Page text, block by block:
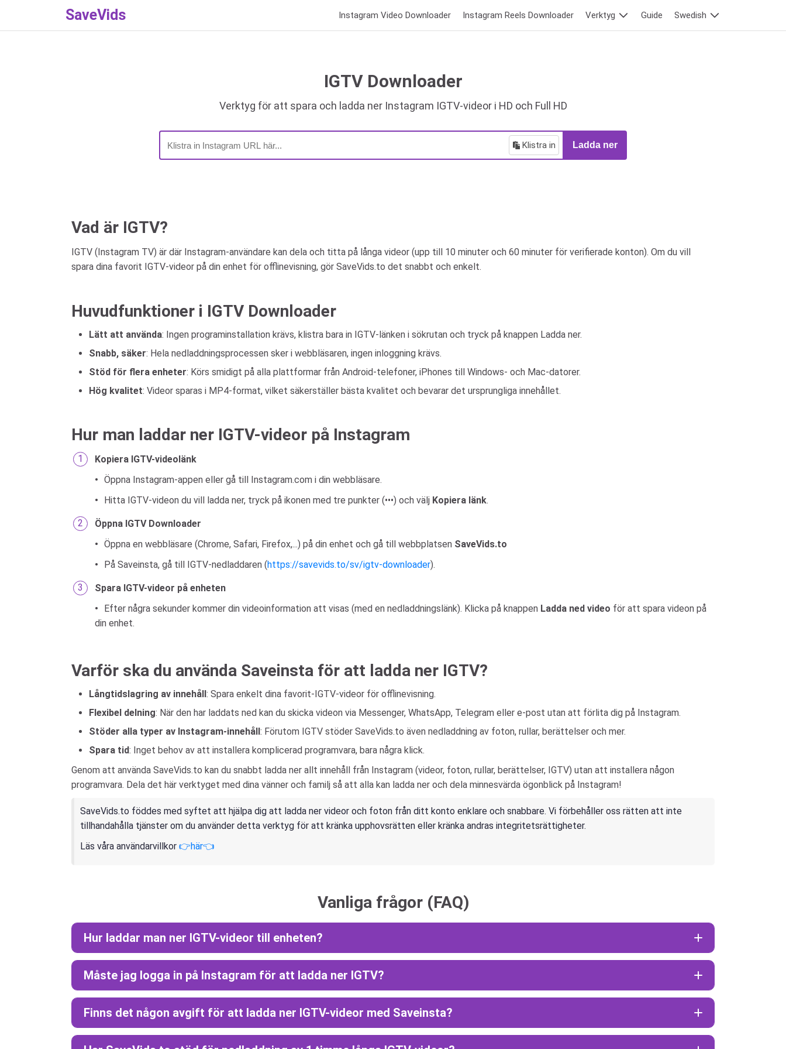
SaveVids Instagram Video Downloader Instagram Reels Downloader Verktyg Guide Swedish
IGTV Downloader
Verktyg för att spara och ladda ner Instagram IGTV-videor i HD och Full HD
Klistra in Ladda ner
Vad är IGTV?
IGTV (Instagram TV) är där Instagram-användare kan dela och titta på långa videor (upp till 10 minuter och 60 minuter för verifierade konton). Om du vill
spara dina favorit IGTV-videor på din enhet för offlinevisning, gör SaveVids.to det snabbt och enkelt.
Huvudfunktioner i IGTV Downloader
Lätt att använda: Ingen programinstallation krävs, klistra bara in IGTV-länken i sökrutan och tryck på knappen Ladda ner.
Snabb, säker: Hela nedladdningsprocessen sker i webbläsaren, ingen inloggning krävs.
Stöd för flera enheter: Körs smidigt på alla plattformar från Android-telefoner, iPhones till Windows- och Mac-datorer.
Hög kvalitet: Videor sparas i MP4-format, vilket säkerställer bästa kvalitet och bevarar det ursprungliga innehållet.
Hur man laddar ner IGTV-videor på Instagram
Kopiera IGTV-videolänk
Öppna Instagram-appen eller gå till Instagram.com i din webbläsare.
Hitta IGTV-videon du vill ladda ner, tryck på ikonen med tre punkter (•••) och välj Kopiera länk.
Öppna IGTV Downloader
Öppna en webbläsare (Chrome, Safari, Firefox,...) på din enhet och gå till webbplatsen SaveVids.to
På Saveinsta, gå till IGTV-nedladdaren (https://savevids.to/sv/igtv-downloader).
Spara IGTV-videor på enheten
Efter några sekunder kommer din videoinformation att visas (med en nedladdningslänk). Klicka på knappen Ladda ned video för att spara videon på
din enhet.
Varför ska du använda Saveinsta för att ladda ner IGTV?
Långtidslagring av innehåll: Spara enkelt dina favorit-IGTV-videor för offlinevisning.
Flexibel delning: När den har laddats ned kan du skicka videon via Messenger, WhatsApp, Telegram eller e-post utan att förlita dig på Instagram.
Stöder alla typer av Instagram-innehåll: Förutom IGTV stöder SaveVids.to även nedladdning av foton, rullar, berättelser och mer.
Spara tid: Inget behov av att installera komplicerad programvara, bara några klick.
Genom att använda SaveVids.to kan du snabbt ladda ner allt innehåll från Instagram (videor, foton, rullar, berättelser, IGTV) utan att installera någon
programvara. Dela det här verktyget med dina vänner och familj så att alla kan ladda ner och dela minnesvärda ögonblick på Instagram!
SaveVids.to föddes med syftet att hjälpa dig att ladda ner videor och foton från ditt konto enklare och snabbare. Vi förbehåller oss rätten att inte
tillhandahålla tjänster om du använder detta verktyg för att kränka upphovsrätten eller kränka andras integritetsrättigheter.
Läs våra användarvillkor 👉här👈
Vanliga frågor (FAQ)
Hur laddar man ner IGTV-videor till enheten?
Måste jag logga in på Instagram för att ladda ner IGTV?
Finns det någon avgift för att ladda ner IGTV-videor med Saveinsta?